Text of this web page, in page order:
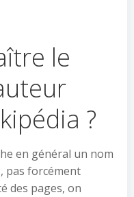
le
?
en général un nom
pas forcément
des pages, on